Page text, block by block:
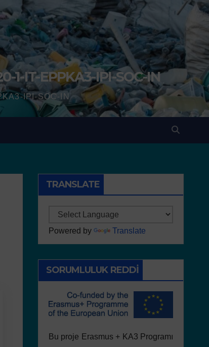
1-IT-EPPKA3-IPI-SOC-IN
IPI-SOC-IN
TRANSLATE
Powered by Translate
SORUMLULUK REDDI
Bu proje Erasmus + KA3 Programı